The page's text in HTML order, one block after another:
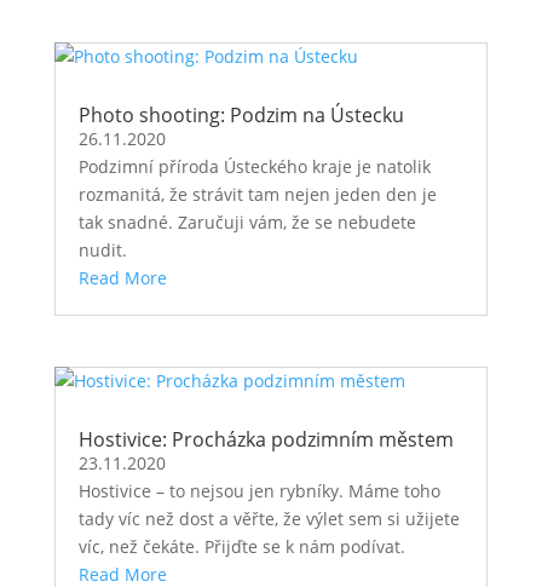
Photo shooting: Podzim na Ústecku
26.11.2020
Podzimní příroda Ústeckého kraje je natolik
rozmanitá, že strávit tam nejen jeden den je
tak snadné. Zaručuji vám, že se nebudete
nudit.
Read More
Hostivice: Procházka podzimním městem
23.11.2020
Hostivice – to nejsou jen rybníky. Máme toho
tady víc než dost a věřte, že výlet sem si užijete
víc, než čekáte. Přijďte se k nám podívat.
Read More